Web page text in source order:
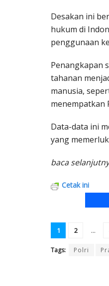
Desakan ini
hukum di
penggunaan
Penangkapan
tahanan
manusia,
menempatkan
Data-data ini
yang
baca
Cetak ini
1 2 ...
Tags: Polri